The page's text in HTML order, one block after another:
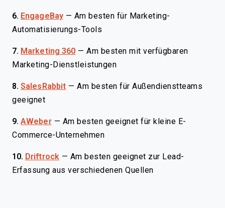
6. EngageBay — Am besten für Marketing-
Automatisierungs-Tools
7. Marketing 360 —Am besten mit verfügbaren
Marketing-Dienstleistungen
8. SalesRabbit —Am besten für Außendienstteams
geeignet
9. AWeber — Am besten geeignet für kleine E-
Commerce-Unternehmen
10. Driftrock — Am besten geeignet zur Lead-
Erfassung aus verschiedenen Quellen